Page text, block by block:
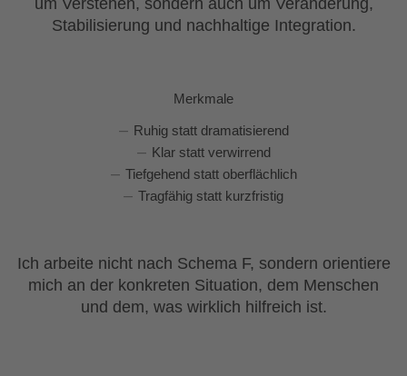
Stabilisierung und nachhaltige Integration.
Merkmale
Ruhig statt dramatisierend
Klar statt verwirrend
Tiefgehend statt oberflächlich
Tragfähig statt kurzfristig
Ich arbeite nicht nach Schema F, sondern orientiere
mich an der konkreten Situation, dem Menschen
und dem, was wirklich hilfreich ist.